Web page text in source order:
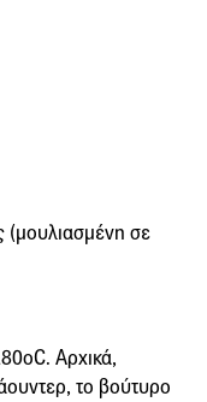
(μουλιασμένη σε
Αρχικά,
το βούτυρο